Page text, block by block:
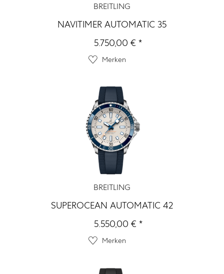
BREITLING
NAVITIMER AUTOMATIC 35
5.750,00 € *
Merken
BREITLING
SUPEROCEAN AUTOMATIC 42
5.550,00 € *
Merken